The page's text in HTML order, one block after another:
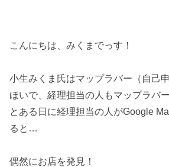
こんにちは、みくまでっす！
小生みくま氏はマップラバー（自己申
ほいで、経理担当の人もマップラバー
とある日に経理担当の人がGoogle
ると…
偶然にお店を発見！